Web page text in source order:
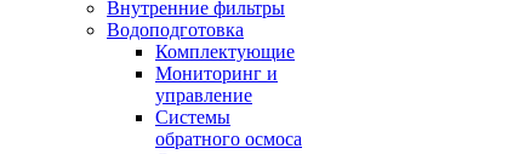
Внутренние фильтры
Водоподготовка
Комплектующие
Мониторинг и
управление
Системы
обратного осмоса